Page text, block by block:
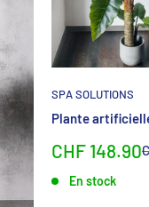
SPA SOLUTIONS
Plante
Sonderpreis
CHF 148.90
En stock